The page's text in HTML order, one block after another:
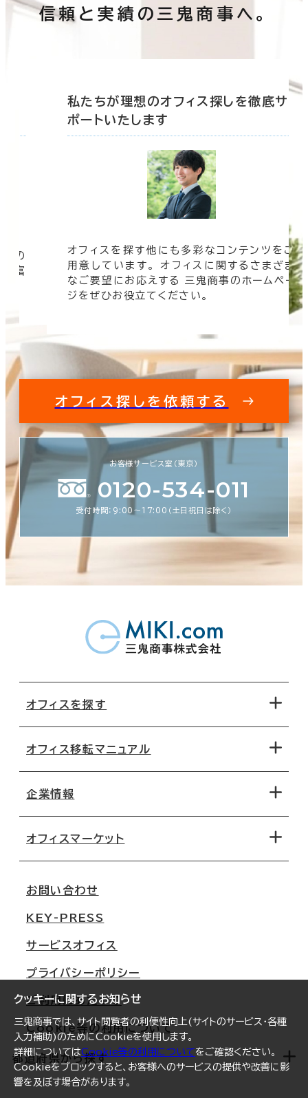
クッキーに関するお知らせ
三鬼商事では、サイト閲覧者の利便性向上(サイトのサービス・各種
入力補助)のためにCookieを使用します。
詳細についてはCookie等の利用についてをご確認ください。
Cookieをブロックすると、お客様へのサービスの提供や改善に影
響を及ぼす場合があります。
信頼と実績の三鬼商事へ。
の
豊富
私たちが理想のオフィス探しを徹底サ
ポートいたします
オフィスを探す他にも多彩なコンテンツをご
用意しています。 オフィスに関するさまざま
なご要望にお応えする 三鬼商事のホームペー
ジをぜひお役立てください。
オフィス探しを依頼する
お客様サービス室（東京）
0120-534-011
受付時間：9:00〜17:00（土日祝日は除く）
オフィスを探す
地図から探す
路線・駅から探す
オフィス移転マニュアル
移転コストシミュレーション
移転スケジュール
オフィス移転Q&A
企業情報
オフィスマーケット
大阪
名古屋
札幌
仙台
横浜
福岡
オフィスリポート
お問い合わせ
KEY-PRESS
サービスオフィス
プライバシーポリシー
ご利用にあたって
Cookie等の利用について
都道府県から探す